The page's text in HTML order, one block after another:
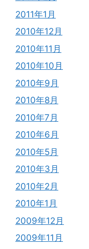
2011年1月
2010年12月
2010年11月
2010年10月
2010年9月
2010年8月
2010年7月
2010年6月
2010年5月
2010年3月
2010年2月
2010年1月
2009年12月
2009年11月